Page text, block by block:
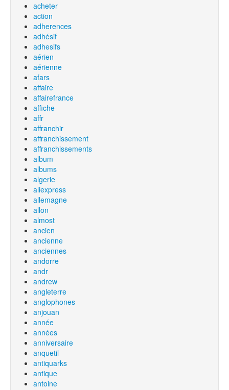
acheter
action
adherences
adhésif
adhesifs
aérien
aérienne
afars
affaire
affairefrance
affiche
affr
affranchir
affranchissement
affranchissements
album
albums
algerie
aliexpress
allemagne
allon
almost
ancien
ancienne
anciennes
andorre
andr
andrew
angleterre
anglophones
anjouan
année
années
anniversaire
anquetil
antiquarks
antique
antoine